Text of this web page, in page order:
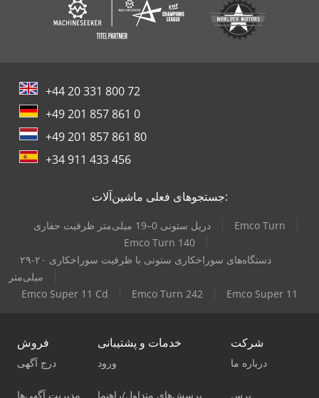
+44 20 331 800 72
+49 201 857 861 0
+49 201 857 861 80
+34 911 433 456
جستجوهای فعلی ماشین‌آلات:
دریل ستونی 0–19 میلی‌متر ظرفیت حفاری
Emco Turn
Emco Turn 140
دستگاه‌های سوراخکاری ستونی با ظرفیت سوراخکاری ۲۰-۲۹
میلی‌متر
Emco Super 11 Cd
Emco Turn 242 Emco Super 11
فروش
درج آگهی
مدیریت آگهی‌ها
خدمات و پشتیبانی
ورود
پرسش‌های متداول/راهنما
شرکت
درباره ما
پرس